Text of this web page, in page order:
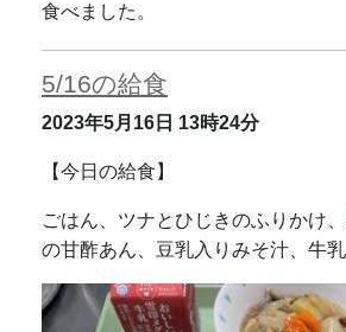
食べました。
5/16の給食
2023年5月16日 13時24分
【今日の給食】
ごはん、ツナとひじきのふりかけ
の甘酢あん、豆乳入りみそ汁、牛乳